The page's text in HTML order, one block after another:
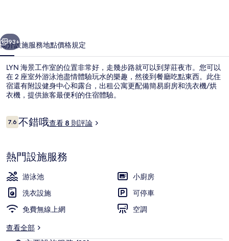
相
片
集
個 下一個
93+
簡介設施服務地點價格規定
LYN 海景工作室的位置非常好，走幾步路就可以到芽莊夜市。您可以
在 2 座室外游泳池盡情體驗玩水的樂趣，然後到餐廳吃點東西。此住
宿還有附設健身中心和露台，出租公寓更配備簡易廚房和洗衣機/烘
衣機，提供旅客最便利的住宿體驗。
評
論
7.67.6 分，滿分 10 分，
不錯哦查看 8 則評論
熱門設施服務
游泳池
小廚房
洗衣設施
可停車
免費無線上網
空調
查看全部